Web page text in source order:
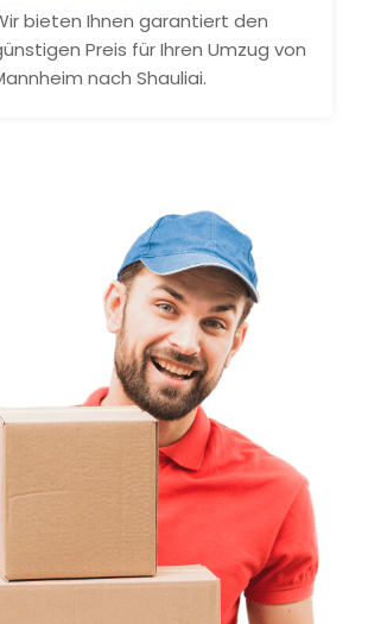
bieten Ihnen garantiert den
Preis für Ihren Umzug von
nach Shauliai.